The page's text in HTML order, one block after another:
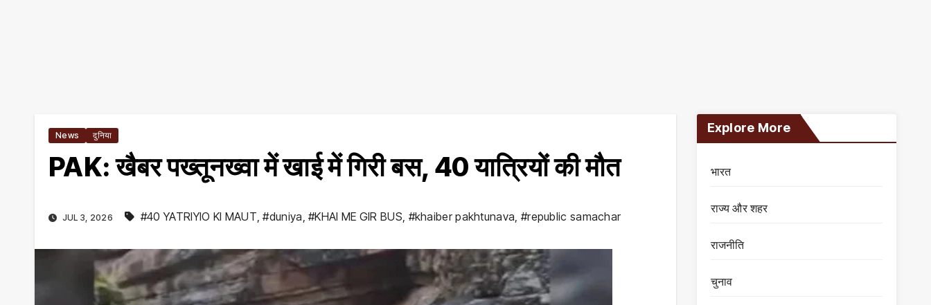
News दुनिया
PAK: खैबर पख्तूनख्वा में खाई में गिरी बस, 40 यात्रियों की मौत
JUL 3, 2026 #40 YATRIYIO KI MAUT,#duniya,#KHAI ME GIR BUS, #khaiber pakhtunava, #republic samachar
Explore More
भारत
राज्य और शहर
राजनीति
चुनाव